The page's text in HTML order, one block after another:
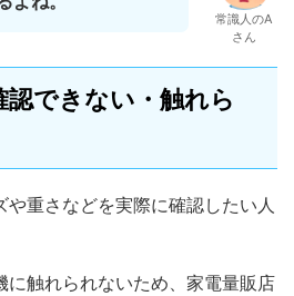
常識人のA
さん
認できない・触れら
や重さなどを実際に確認したい人
に触れられないため、家電量販店